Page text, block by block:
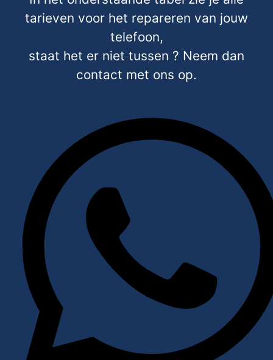
tarieven voor het repareren van jouw
telefoon,
staat het er niet tussen ? Neem dan
contact met ons op.